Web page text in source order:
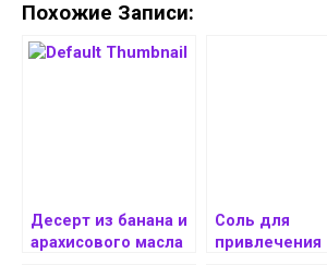
Похожие Записи:
Десерт из банана и
арахисового масла
Соль для
привлечения